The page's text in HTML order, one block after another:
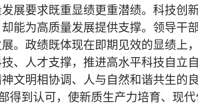
展要求既重显绩更重潜绩。科技创
能为高质量发展提供支撑。领导干
。政绩既体现在即期见效的显绩上
、人才支撑，推进高水平科技自立
文明相协调、人与自然和谐共生的
得到认可，使新质生产力培育、现